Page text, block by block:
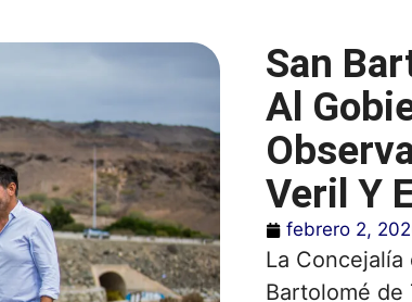
San
Al
Veril Y
febrero 2,
La
Bartolomé de